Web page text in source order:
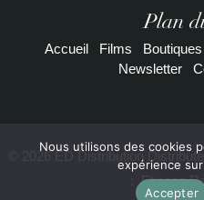
Plan
Accueil Films
Newsletter
© 2026 ED Distribution
Etienne
Nous utilisons des cookies
expérience
Accepter